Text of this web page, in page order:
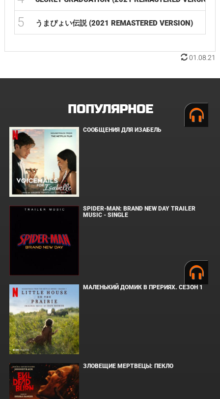
5 うまぴょい伝説 (2021 REMASTERED VERSION)
01.08.21
ПОПУЛЯРНОЕ
СООБЩЕНИЯ ДЛЯ ИЗАБЕЛЬ
SPIDER-MAN: BRAND NEW DAY TRAILER
MUSIC - SINGLE
МАЛЕНЬКИЙ ДОМИК В ПРЕРИЯХ. СЕЗОН 1
ЗЛОВЕЩИЕ МЕРТВЕЦЫ: ПЕКЛО